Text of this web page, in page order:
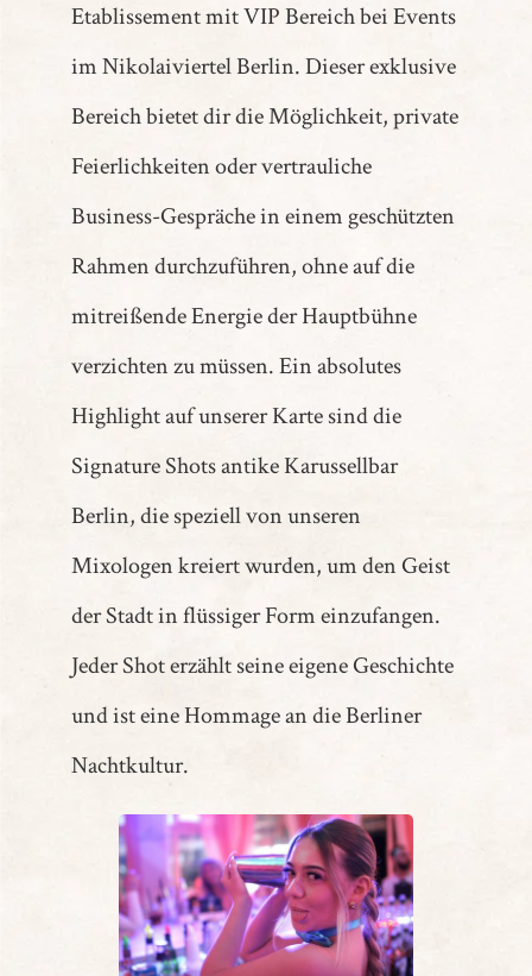
Etablissement mit VIP Bereich bei Events
im Nikolaiviertel Berlin. Dieser exklusive
Bereich bietet dir die Möglichkeit, private
Feierlichkeiten oder vertrauliche
Business-Gespräche in einem geschützten
Rahmen durchzuführen, ohne auf die
mitreißende Energie der Hauptbühne
verzichten zu müssen. Ein absolutes
Highlight auf unserer Karte sind die
Signature Shots antike Karussellbar
Berlin, die speziell von unseren
Mixologen kreiert wurden, um den Geist
der Stadt in flüssiger Form einzufangen.
Jeder Shot erzählt seine eigene Geschichte
und ist eine Hommage an die Berliner
Nachtkultur.